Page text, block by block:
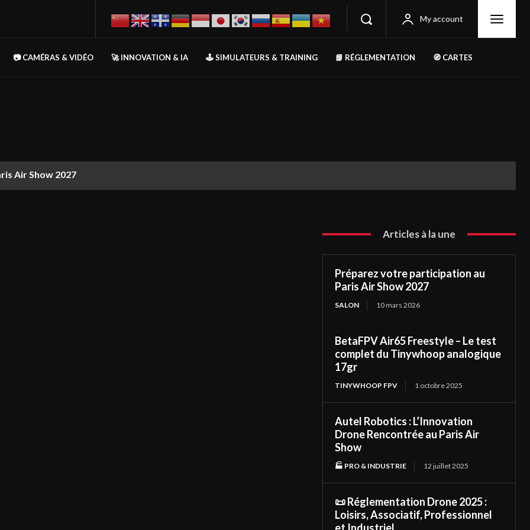
My account
📷 CAMÉRAS & VIDÉO 🚀 INNOVATION & IA 🕹️ SIMULATEURS & TRAINING 📘 RÉGLEMENTATION 🧭 CARTES
Air Show 2027
Articles à la une
Préparez votre participation au
Paris Air Show 2027
SALON 10 mars 2026
BetaFPV Air65 Freestyle – Le test
complet du Tinywhoop analogique
17gr
TINYWHOOP FPV 1 octobre 2025
Autel Robotics : L’Innovation
Drone Rencontrée au Paris Air
Show
🏭 PRO & INDUSTRIE 12 juillet 2025
📜 Réglementation Drone 2025 :
Loisirs, Associatif, Professionnel